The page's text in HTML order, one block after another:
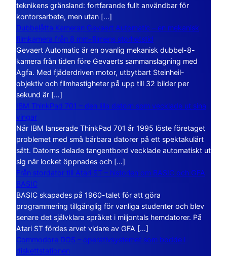
teknikens gränsland: fortfarande fullt användbar för
kontorsarbete, men utan […]
Dubbelåtta Kameran Gevaert Automatic – en mekanisk
filmkamera från 8 mm-filmens storhetstid
Gevaert Automatic är en ovanlig mekanisk dubbel-8-
kamera från tiden före Gevaerts sammanslagning med
Agfa. Med fjäderdriven motor, utbytbart Steinheil-
objektiv och filmhastigheter på upp till 32 bilder per
sekund är […]
IBM ThinkPad 701 – den lilla datorn som vecklade ut sina
vingar
När IBM lanserade ThinkPad 701 år 1995 löste företaget
problemet med små bärbara datorer på ett spektakulärt
sätt. Datorns delade tangentbord vecklade automatiskt ut
sig när locket öppnades och […]
Från stordator till Atari ST – historien om BASIC och GFA
BASIC
BASIC skapades på 1960-talet för att göra
programmering tillgänglig för vanliga studenter och blev
senare det självklara språket i miljontals hemdatorer. På
Atari ST fördes arvet vidare av GFA […]
Commodore DOS – operativsystemet som bodde i
diskettstationen